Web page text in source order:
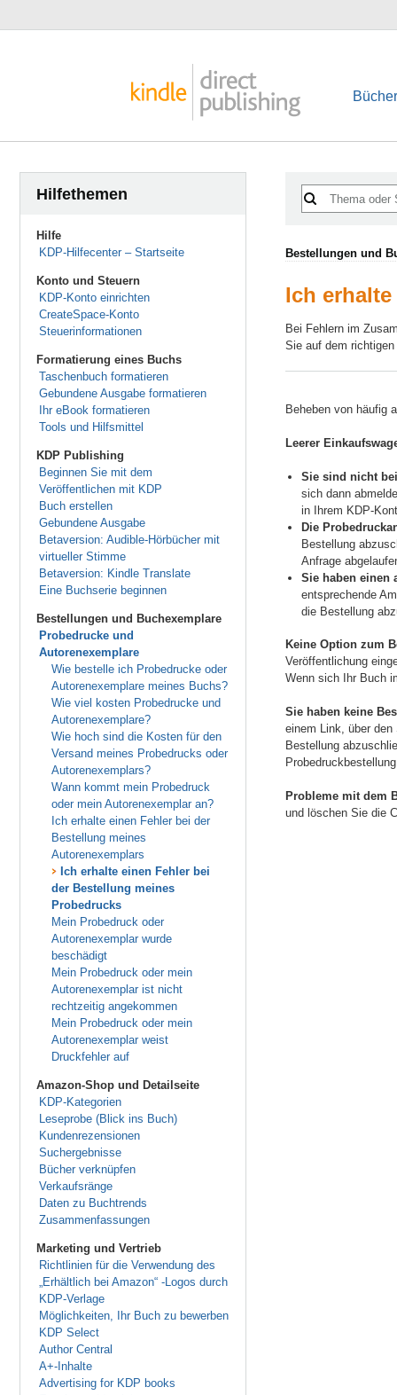
Hilfethemen
Hilfe
KDP-Hilfecenter – Startseite
Konto und Steuern
KDP-Konto einrichten
CreateSpace-Konto
Steuerinformationen
Formatierung eines Buchs
Taschenbuch formatieren
Gebundene Ausgabe formatieren
Ihr eBook formatieren
Tools und Hilfsmittel
KDP Publishing
Beginnen Sie mit dem
Veröffentlichen mit KDP
Buch erstellen
Gebundene Ausgabe
Betaversion: Audible-Hörbücher mit
virtueller Stimme
Betaversion: Kindle Translate
Eine Buchserie beginnen
Bestellungen und Buchexemplare
Probedrucke und
Autorenexemplare
Wie bestelle ich Probedrucke oder
Autorenexemplare meines Buchs?
Wie viel kosten Probedrucke und
Autorenexemplare?
Wie hoch sind die Kosten für den
Versand meines Probedrucks oder
Autorenexemplars?
Wann kommt mein Probedruck
oder mein Autorenexemplar an?
Ich erhalte einen Fehler bei der
Bestellung meines
Autorenexemplars
Ich erhalte einen Fehler bei
der Bestellung meines
Probedrucks
Mein Probedruck oder
Autorenexemplar wurde
beschädigt
Mein Probedruck oder mein
Autorenexemplar ist nicht
rechtzeitig angekommen
Mein Probedruck oder mein
Autorenexemplar weist
Druckfehler auf
Amazon-Shop und Detailseite
KDP-Kategorien
Leseprobe (Blick ins Buch)
Kundenrezensionen
Suchergebnisse
Bücher verknüpfen
Verkaufsränge
Daten zu Buchtrends
Zusammenfassungen
Marketing und Vertrieb
Richtlinien für die Verwendung des
„Erhältlich bei Amazon“ -Logos durch
KDP-Verlage
Möglichkeiten, Ihr Buch zu bewerben
KDP Select
Author Central
A+-Inhalte
Advertising for KDP books
Bestellungen und
Ich
Bei Fehlern im
Sie auf dem
Beheben von häufig
Leerer
Sie sind nicht
sich dann
in Ihrem KDP-
Die
Bestellung
Anfrage
Sie haben einen
entsprechende
die Bestellung
Keine Option zum
Veröffentlichung
Wenn sich Ihr Buch
Sie haben keine
einem Link, über
Bestellung
Probleme mit dem
und löschen Sie die